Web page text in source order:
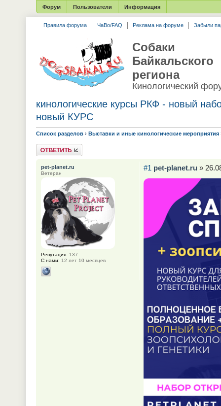
Форум Пользователи Информация
Правила форума ЧаВо/FAQ Реклама на форуме Забыли
Собаки
Байкальского
региона
Кинологический
кинологические курсы РКФ - новый
новый КУРС
Список разделов › Выставки и иные кинологические мероприятия
Ответить
#1 pet-planet.ru »
pet-planet.ru
Ветеран
Репутация: 137
С нами: 12 лет 10 месяцев